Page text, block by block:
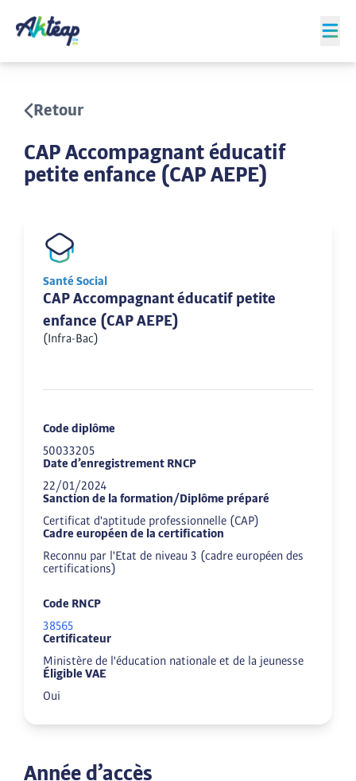
Retour
CAP Accompagnant éducatif
petite enfance (CAP AEPE)
Santé Social
CAP Accompagnant éducatif petite
enfance (CAP AEPE)
(Infra-Bac)
Code diplôme
50033205
Date d’enregistrement RNCP
22/01/2024
Sanction de la formation/Diplôme préparé
Certificat d'aptitude professionnelle (CAP)
Cadre européen de la certification
Reconnu par l'Etat de niveau 3 (cadre européen des
certifications)
Code RNCP
38565
Certificateur
Ministère de l'éducation nationale et de la jeunesse
Éligible VAE
Oui
Année d’accès